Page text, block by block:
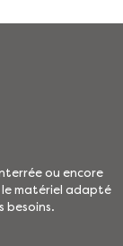
ou encore
le matériel adapté
besoins.